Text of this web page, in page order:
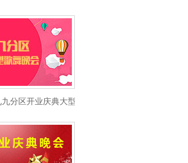
分区开业庆典大型歌舞晚会